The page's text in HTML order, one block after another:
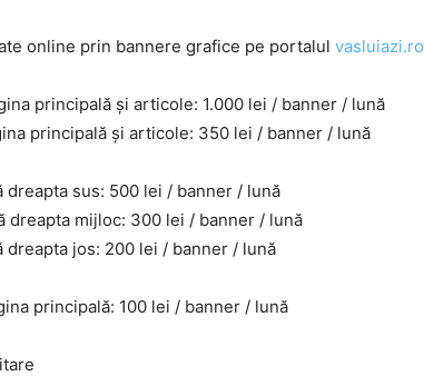
online prin bannere grafice pe portalul vasluiazi.ro
principală și articole: 1.000 lei / banner / lună
principală și articole: 350 lei / banner / lună
sus: 500 lei / banner / lună
mijloc: 300 lei / banner / lună
jos: 200 lei / banner / lună
principală: 100 lei / banner / lună